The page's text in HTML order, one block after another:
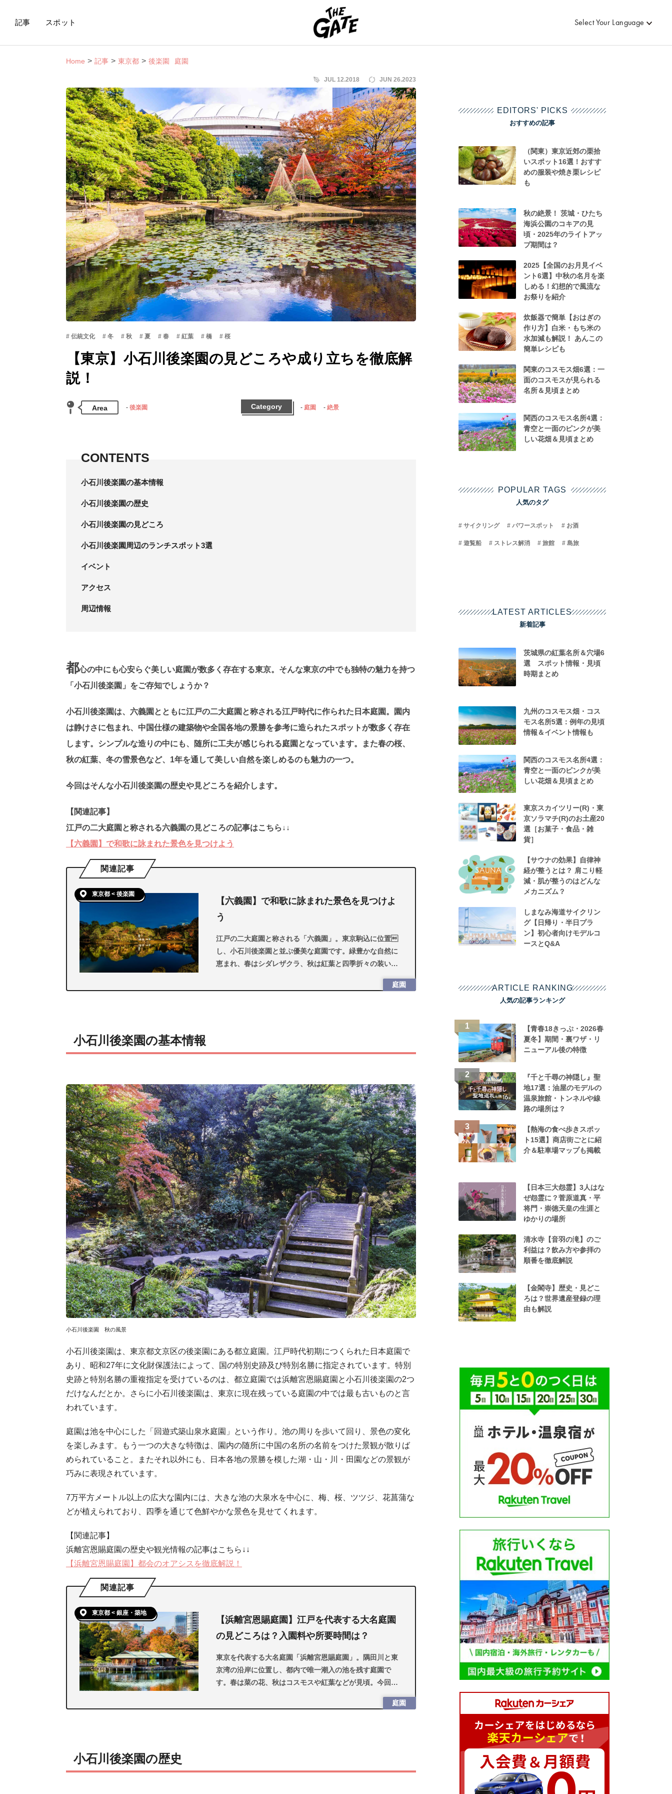
記事 スポット Select Your Language
Home 記事 東京都 後楽園 庭園
JUL 12.2018 JUN 26.2023
伝統文化 冬 秋 夏 春 紅葉 橋 桜
【東京】小石川後楽園の見どころや成り立ちを徹底解
説！
Area 後楽園 Category 庭園 絶景
CONTENTS
小石川後楽園の基本情報
小石川後楽園の歴史
小石川後楽園の見どころ
小石川後楽園周辺のランチスポット3選
イベント
アクセス
周辺情報
都心の中にも心安らぐ美しい庭園が数多く存在する東京。そんな東京の中でも独特の魅力を持つ
「小石川後楽園」をご存知でしょうか？
小石川後楽園は、六義園とともに江戸の二大庭園と称される江戸時代に作られた日本庭園。園内
は静けさに包まれ、中国仕様の建築物や全国各地の景勝を参考に造られたスポットが数多く存在
します。シンプルな造りの中にも、随所に工夫が感じられる庭園となっています。また春の桜、
秋の紅葉、冬の雪景色など、1年を通して美しい自然を楽しめるのも魅力の一つ。
今回はそんな小石川後楽園の歴史や見どころを紹介します。
【関連記事】
江戸の二大庭園と称される六義園の見どころの記事はこちら↓↓
【六義園】で和歌に詠まれた景色を見つけよう
関連記事
東京都 < 後楽園
【六義園】で和歌に詠まれた景色を見つけよ
う
江戸の二大庭園と称される「六義園」。東京駒込に位置
し、小石川後楽園と並ぶ優美な庭園です。緑豊かな自然に
恵まれ、春はシダレザクラ、秋は紅葉と四季折々の装いが
義園」を紹介します。
庭園
小石川後楽園の基本情報
小石川後楽園 秋の風景
小石川後楽園は、東京都文京区の後楽園にある都立庭園。江戸時代初期につくられた日本庭園で
あり、昭和27年に文化財保護法によって、国の特別史跡及び特別名勝に指定されています。特別
史跡と特別名勝の重複指定を受けているのは、都立庭園では浜離宮恩賜庭園と小石川後楽園の2つ
だけなんだとか。さらに小石川後楽園は、東京に現在残っている庭園の中では最も古いものと言
われています。
庭園は池を中心にした「回遊式築山泉水庭園」という作り。池の周りを歩いて回り、景色の変化
を楽しみます。もう一つの大きな特徴は、園内の随所に中国の名所の名前をつけた景観が散りば
められていること。またそれ以外にも、日本各地の景勝を模した湖・山・川・田園などの景観が
巧みに表現されています。
7万平方メートル以上の広大な園内には、大きな池の大泉水を中心に、梅、桜、ツツジ、花菖蒲な
どが植えられており、四季を通じて色鮮やかな景色を見せてくれます。
【関連記事】
浜離宮恩賜庭園の歴史や観光情報の記事はこちら↓↓
【浜離宮恩賜庭園】都会のオアシスを徹底解説！
関連記事
東京都 < 銀座・築地
【浜離宮恩賜庭園】江戸を代表する大名庭園
の見どころは？入園料や所要時間は？
東京を代表する大名庭園「浜離宮恩賜庭園」。隅田川と東
京湾の沿岸に位置し、都内で唯一潮入の池を残す庭園で
す。春は菜の花、秋はコスモスや紅葉などが見頃。今回は
庭園
小石川後楽園の歴史
EDITORS' PICKS
おすすめの記事
（関東）東京近郊の栗拾
いスポット16選！おすす
めの服装や焼き栗レシピ
も
秋の絶景！ 茨城・ひたち
海浜公園のコキアの見
頃・2025年のライトアッ
プ期間は？
2025【全国のお月見イベ
ント6選】中秋の名月を楽
しめる！幻想的で風流な
お祭りを紹介
炊飯器で簡単【おはぎの
作り方】白米・もち米の
水加減も解説！ あんこの
簡単レシピも
関東のコスモス畑6選：一
面のコスモスが見られる
名所＆見頃まとめ
関西のコスモス名所4選：
青空と一面のピンクが美
しい花畑＆見頃まとめ
POPULAR TAGS
人気のタグ
サイクリング パワースポット お酒
遊覧船 ストレス解消 旅館 島旅
LATEST ARTICLES
新着記事
茨城県の紅葉名所＆穴場6
選 スポット情報・見頃
時期まとめ
九州のコスモス畑・コス
モス名所5選：例年の見頃
情報＆イベント情報も
関西のコスモス名所4選：
青空と一面のピンクが美
しい花畑＆見頃まとめ
東京スカイツリー(R)・東
京ソラマチ(R)のお土産20
選［お菓子・食品・雑
貨］
【サウナの効果】自律神
経が整うとは？ 肩こり軽
減・肌が整うのはどんな
メカニズム？
しまなみ海道サイクリン
グ【日帰り・半日プラ
ン】初心者向けモデルコ
ースとQ&A
ARTICLE RANKING
人気の記事ランキング
【青春18きっぷ・2026春
夏冬】期間・裏ワザ・リ
ニューアル後の特徴
『千と千尋の神隠し』聖
地17選：油屋のモデルの
温泉旅館・トンネルや線
路の場所は？
【熱海の食べ歩きスポッ
ト15選】商店街ごとに紹
介＆駐車場マップも掲載
【日本三大怨霊】3人はな
ぜ怨霊に？菅原道真・平
将門・崇徳天皇の生涯と
ゆかりの場所
清水寺【音羽の滝】のご
利益は？飲み方や参拝の
順番を徹底解説
【金閣寺】歴史・見どこ
ろは？世界遺産登録の理
由も解説